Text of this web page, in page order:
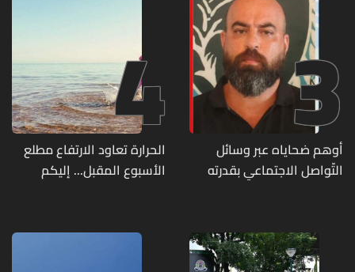
3
أوهم ضحاياه عبر وسائل
التّواصل الاجتماعي بقدرته
وقع ضحيّة أعماله؟
4
الحرارة تعاود الارتفاع مطلع
الأسبوع المقبل... إليكم